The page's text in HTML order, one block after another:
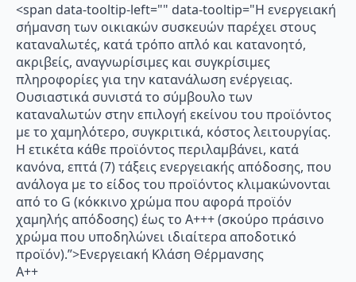
<span data-tooltip-left="" data-tooltip="Η ενεργειακή
σήμανση των οικιακών συσκευών παρέχει στους
καταναλωτές, κατά τρόπο απλό και κατανοητό,
ακριβείς, αναγνωρίσιμες και συγκρίσιμες
πληροφορίες για την κατανάλωση ενέργειας.
Ουσιαστικά συνιστά το σύμβουλο των
καταναλωτών στην επιλογή εκείνου του προϊόντος
με το χαμηλότερο, συγκριτικά, κόστος λειτουργίας.
Η ετικέτα κάθε προϊόντος περιλαμβάνει, κατά
κανόνα, επτά (7) τάξεις ενεργειακής απόδοσης, που
ανάλογα με το είδος του προϊόντος κλιμακώνονται
από το G (κόκκινο χρώμα που αφορά προϊόν
χαμηλής απόδοσης) έως το Α+++ (σκούρο πράσινο
χρώμα που υποδηλώνει ιδιαίτερα αποδοτικό
προϊόν).”>Ενεργειακή Κλάση Θέρμανσης
A++